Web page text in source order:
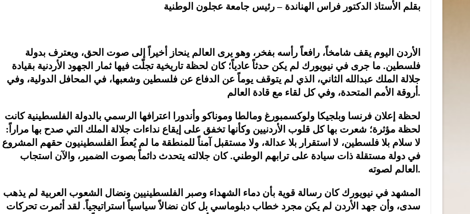
بقلم الأستاذ الدكتور فراس الهناندة – رئيس جامعة عجلون الوطنية
الأردن اليوم يقف شامخاً، رافعاً رأسه بفخر، وهو يرى العالم ينحاز أخيراً إلى صوت الحق، ويعترف بدولة
فلسطين. ما جرى في نيويورك لم يكن حدثاً عادياً؛ كان لحظة تاريخية تجلّت فيها ثمار الجهود الأردنية بقيادة
جلالة الملك عبدالله الثاني، الذي لم يتوقف يوماً عن الدفاع عن فلسطين وشعبها، في المحافل الدولية، وفي
أروقة الأمم المتحدة، وفي كل لقاء مع قادة العالم.
لحظة إعلان فرنسا وبلجيكا ولوكسمبورغ ومالطا وموناكو وأندورا اعترافها الرسمي بالدولة الفلسطينية كانت
لحظة مؤثرة؛ شعرت بها كل قلوب الأردنيين وكأنها تخفق على إيقاع نداءات جلالة الملك التي صدح بها مراراً:
لا سلام بلا فلسطين، لا استقرار بلا عدالة، ولا مستقبل آمناً للمنطقة ما لم يُعطَ الفلسطينيون حقهم المشروع
في دولة مستقلة ذات سيادة على ترابهم الوطني. كان جلالته يتحدث دائماً بصوت الضمير، والآن استجاب
العالم لصوته.
المشهد في نيويورك كان رسالة قوية بأن دماء الشهداء وصبر الفلسطينيين ونضال الشعوب العربية لم يذهب
سدى، وأن جهد الأردن لم يكن مجرد خطاب دبلوماسي بل كان نضالاً سياسياً استراتيجياً. لقد أثمرت تحركات